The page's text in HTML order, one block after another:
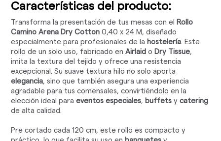
Características del producto:
Transforma la presentación de tus mesas con el Rollo
Camino Arena Dry Cotton 0,40 x 24 M, diseñado
especialmente para profesionales de la hostelería. Este
rollo de un solo uso, fabricado enAirlaid o Dry Tissue,
imita la textura del tejido y ofrece una resistencia
excepcional. Su suave textura hilo no solo aporta
elegancia, sino que también asegura una experiencia
agradable para tus comensales, convirtiéndolo en la
elección ideal paraeventos especiales, buffets ycatering
de alta calidad.
Pre cortado cada 120 cm, este rollo es compacto y